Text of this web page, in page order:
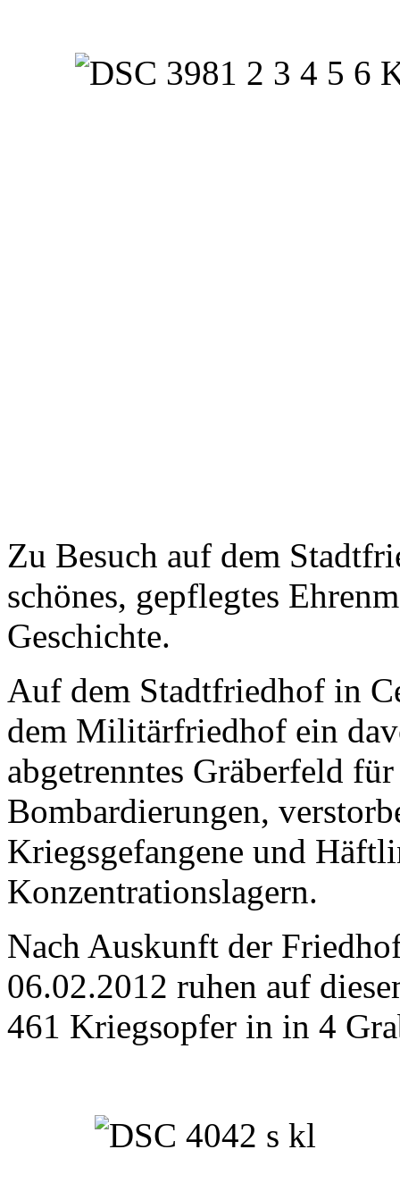
Zu Besuch auf dem
schönes, gepflegtes
Geschichte.
Auf dem Stadtfriedhof in
dem Militärfriedhof ein
abgetrenntes Gräberfeld
Bombardierungen,
Kriegsgefangene und
Konzentrationslagern.
Nach Auskunft der
06.02.2012 ruhen auf
461 Kriegsopfer in in 4